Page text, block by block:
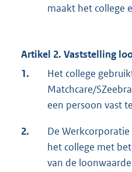
maakt het college
Artikel 2. Vaststelling
1.
Het college
Matchcare/
een persoon vast
2.
De
het college met
van de